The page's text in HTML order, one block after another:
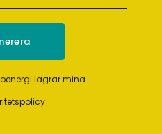
lagrar mina